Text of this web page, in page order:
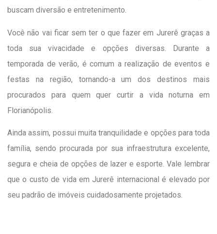
buscam diversão e entretenimento.
Você não vai ficar sem ter o que fazer em Jurerê graças a
toda sua vivacidade e opções diversas. Durante a
temporada de verão, é comum a realização de eventos e
festas na região, tornando-a um dos destinos mais
procurados para quem quer curtir a vida noturna em
Florianópolis.
Ainda assim, possui muita tranquilidade e opções para toda
família, sendo procurada por sua infraestrutura excelente,
segura e cheia de opções de lazer e esporte. Vale lembrar
que o custo de vida em Jurerê internacional é elevado por
seu padrão de imóveis cuidadosamente projetados.